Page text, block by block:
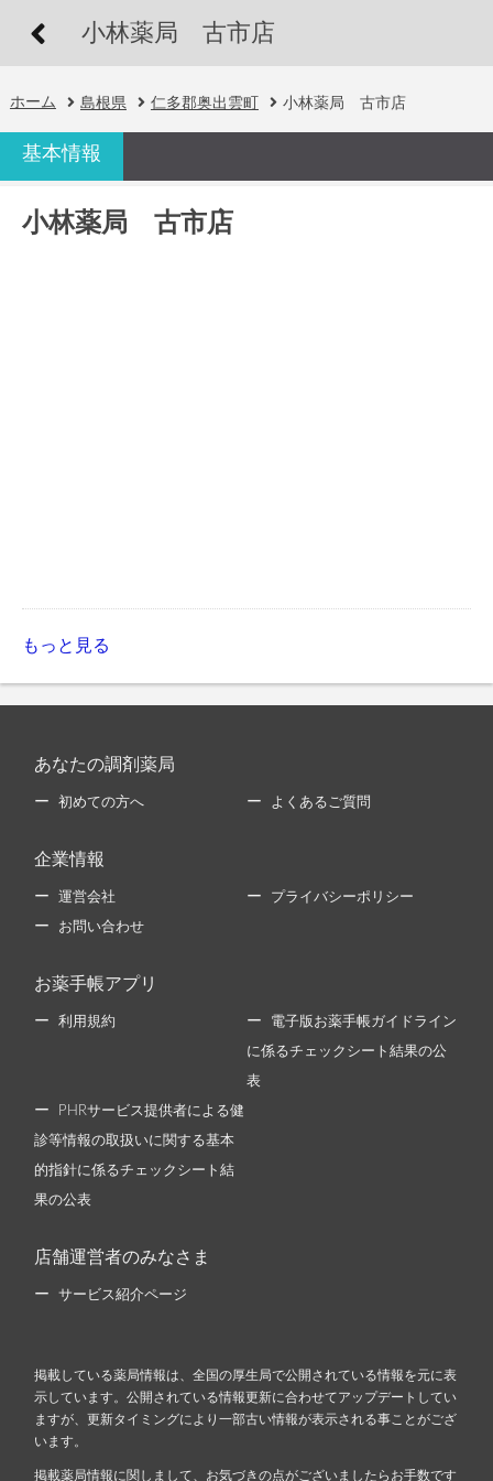
小林薬局 古市店
ホーム 島根県 仁多郡奥出雲町 小林薬局 古市店
基本情報
小林薬局 古市店
もっと見る
あなたの調剤薬局
初めての方へ よくあるご質問
企業情報
運営会社 プライバシーポリシー
お問い合わせ
お薬手帳アプリ
利用規約 電子版お薬手帳ガイドライン
に係るチェックシート結果の公
表
PHRサービス提供者による健
診等情報の取扱いに関する基本
的指針に係るチェックシート結
果の公表
店舗運営者のみなさま
サービス紹介ページ
掲載している薬局情報は、全国の厚生局で公開されている情報を元に表
示しています。公開されている情報更新に合わせてアップデートしてい
ますが、更新タイミングにより一部古い情報が表示される事ことがござ
います。
掲載薬局情報に関しまして、お気づきの点がございましたらお手数です